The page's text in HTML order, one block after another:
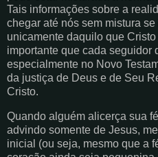
Tais informações sobre a
chegar até nós sem mistura
unicamente daquilo que
importante que cada seguidor
especialmente no Novo
da justiça de Deus e de Seu
Cristo.
Quando alguém alicerça sua
advindo somente de Jesus,
inicial (ou seja, mesmo que a